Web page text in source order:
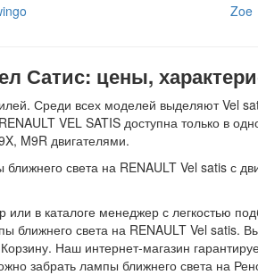
Zoe
Сатис: цены,
Среди всех моделей выделяют Vel
VEL SATIS доступна только в
M9R двигателями.
света на RENAULT Vel satis с
в каталоге менеджер с легкостью
ближнего света на RENAULT Vel satis.
Наш интернет-магазин
забрать лампы ближнего света на